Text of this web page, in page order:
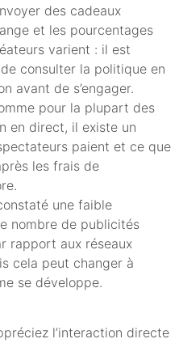
des cadeaux
et les pourcentages
varient : il est
consulter la politique en
avant de s’engager.
pour la plupart des
en direct, il existe un
paient et ce que
les frais de
une faible
nombre de publicités
rapport aux réseaux
cela peut changer à
se développe.
l’interaction directe